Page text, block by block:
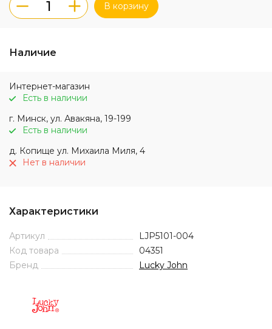
В корзину
Наличие
Интернет-магазин
Есть в наличии
г. Минск, ул. Авакяна, 19-199
Есть в наличии
д. Копище ул. Михаила Миля, 4
Нет в наличии
Характеристики
Артикул
LJP5101-004
Код товара
04351
Бренд
Lucky John